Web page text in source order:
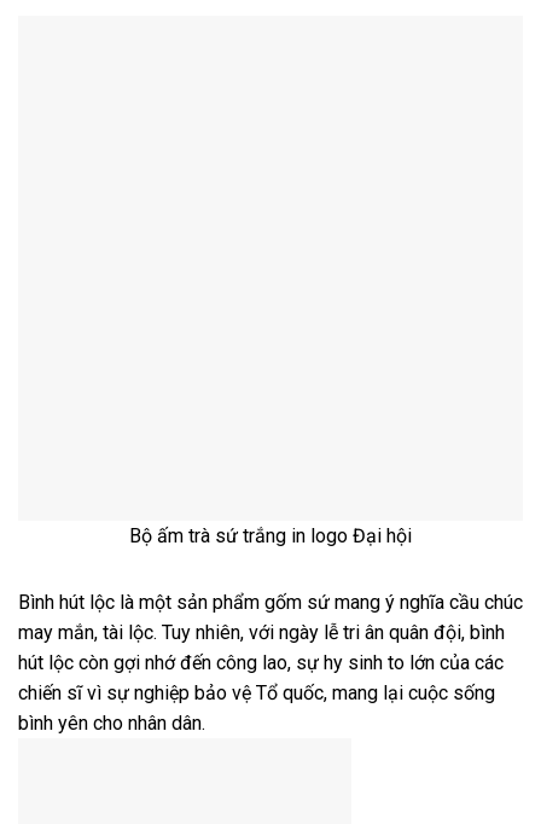
Bộ ấm trà sứ trắng in logo Đại hội
Bình hút lộc là một sản phẩm gốm sứ mang ý nghĩa cầu chúc
may mắn, tài lộc. Tuy nhiên, với ngày lễ tri ân quân đội, bình
hút lộc còn gợi nhớ đến công lao, sự hy sinh to lớn của các
chiến sĩ vì sự nghiệp bảo vệ Tổ quốc, mang lại cuộc sống
bình yên cho nhân dân.